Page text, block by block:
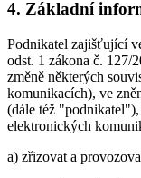
4. Základní
Podnikatel zajišťující
odst. 1 zákona č. 127/
změně některých
komunikacích), ve
(dále též
elektronických
a) zřizovat a